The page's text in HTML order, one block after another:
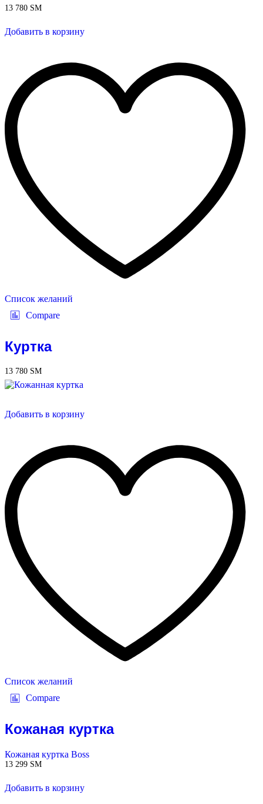
13 780 ЅМ
Добавить в корзину
Список желаний
Compare
Куртка
13 780 ЅМ
Добавить в корзину
Список желаний
Compare
Кожаная куртка
Кожаная куртка Boss
13 299 ЅМ
Добавить в корзину